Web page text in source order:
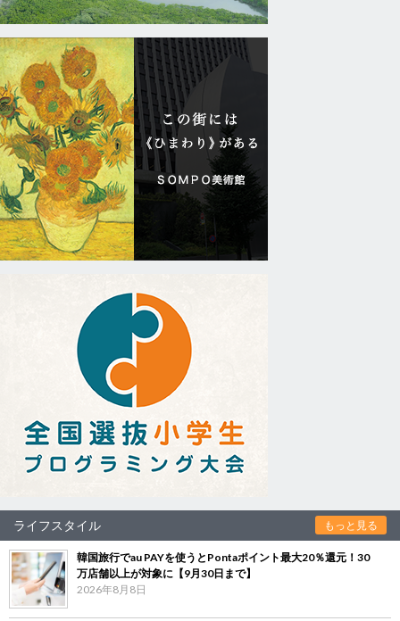
ライフスタイル もっと見る
韓国旅行でau PAYを使うとPontaポイント最大20％還元！30
万店舗以上が対象に【9月30日まで】
2026年8月8日